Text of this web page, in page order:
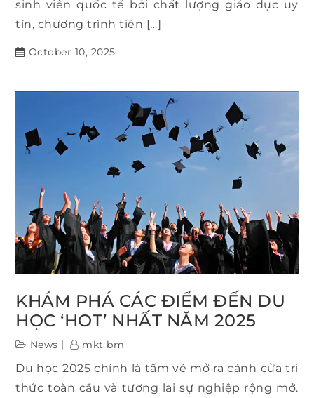
sinh viên quốc tế bởi chất lượng giáo dục uy
tín, chương trình tiên […]
October 10, 2025
KHÁM PHÁ CÁC ĐIỂM ĐẾN DU
HỌC ‘HOT’ NHẤT NĂM 2025
News mkt bm
Du học 2025 chính là tấm vé mở ra cánh cửa tri
thức toàn cầu và tương lai sự nghiệp rộng mở.